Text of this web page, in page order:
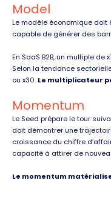
Model
Le modèle économique
capable de générer des
En SaaS B2B, un multiple de
Selon la tendance
ou x30. Le multiplicateur
Momentum
Le Seed prépare le tour
doit démontrer une
croissance du chiffre
capacité à attirer de
Le momentum